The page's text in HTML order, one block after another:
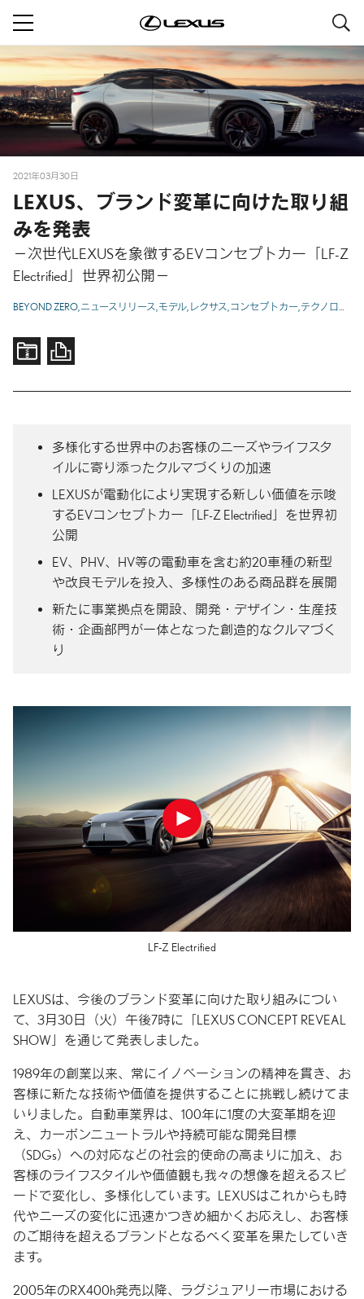
2021年03月30日
LEXUS、ブランド変革に向けた取り組
みを発表
－次世代LEXUSを象徴するEVコンセプトカー「LF-Z
Electrified」世界初公開－
BEYOND ZERO ニュースリリース モデル レクサス コンセプトカー テクノロジー
多様化する世界中のお客様のニーズやライフスタ
イルに寄り添ったクルマづくりの加速
LEXUSが電動化により実現する新しい価値を示唆
するEVコンセプトカー「LF-Z Electrified」を世界初
公開
EV、PHV、HV等の電動車を含む約20車種の新型
や改良モデルを投入、多様性のある商品群を展開
新たに事業拠点を開設、開発・デザイン・生産技
術・企画部門が一体となった創造的なクルマづく
り
LF-Z Electrified
LEXUSは、今後のブランド変革に向けた取り組みについ
て、3月30日（火）午後7時に「LEXUS CONCEPT REVEAL
SHOW」を通じて発表しました。
1989年の創業以来、常にイノベーションの精神を貫き、お
客様に新たな技術や価値を提供することに挑戦し続けてま
いりました。自動車業界は、100年に1度の大変革期を迎
え、カーボンニュートラルや持続可能な開発目標
（SDGs）への対応などの社会的使命の高まりに加え、お
客様のライフスタイルや価値観も我々の想像を超えるスピ
ードで変化し、多様化しています。LEXUSはこれからも時
代やニーズの変化に迅速かつきめ細かくお応えし、お客様
のご期待を超えるブランドとなるべく変革を果たしていき
ます。
2005年のRX400h発売以降、ラグジュアリー市場における